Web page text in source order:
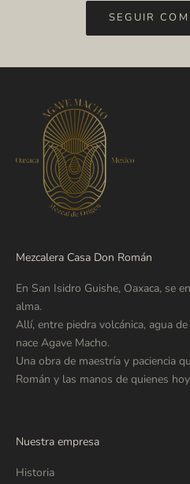
SEGUIR
Mezcalera Casa Don Román
En San Isidro Guishe, Oaxaca, se
alma.
Allí, entre piedra volcánica, agua
nace Agave Macho.
Una obra de maestría y paciencia
Román y las manos de quienes
Nuestra empresa
Historia